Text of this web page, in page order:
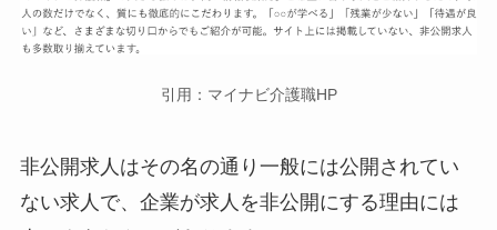
引用：マイナビ介護職HP
非公開求人はその名の通り一般には公開されてい
ない求人で、企業が求人を非公開にする理由には